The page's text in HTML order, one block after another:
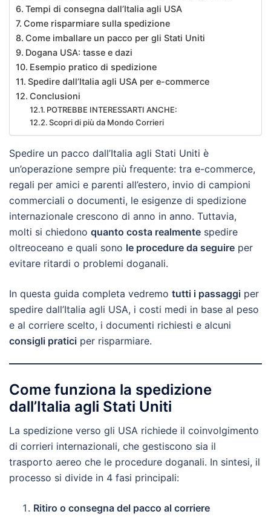
Tempi di consegna dall’Italia agli USA
Come risparmiare sulla spedizione
Come imballare un pacco per gli Stati Uniti
Dogana USA: tasse e dazi
Esempio pratico di spedizione
Spedire dall’Italia agli USA per e-commerce
Conclusioni
POTREBBE INTERESSARTI ANCHE:
Scopri di più da Mondo Corrieri
Spedire un pacco dall’Italia agli Stati Uniti è
un’operazione sempre più frequente: tra e-commerce,
regali per amici e parenti all’estero, invio di campioni
commerciali o documenti, le esigenze di spedizione
internazionale crescono di anno in anno. Tuttavia,
molti si chiedono quanto costa realmente spedire
oltreoceano e quali sono le procedure da seguire per
evitare ritardi o problemi doganali.
In questa guida completa vedremo tutti i passaggi per
spedire dall’Italia agli USA, i costi medi in base al peso
e al corriere scelto, i documenti richiesti e alcuni
consigli pratici per risparmiare.
Come funziona la spedizione
dall’Italia agli Stati Uniti
La spedizione verso gli USA richiede il coinvolgimento
di corrieri internazionali, che gestiscono sia il
trasporto aereo che le procedure doganali. In sintesi, il
processo si divide in 4 fasi principali:
Ritiro o consegna del pacco al corriere